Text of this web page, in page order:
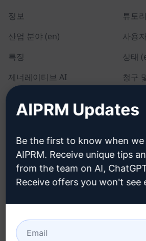
정보
산업 분야 (en)
특징
제너레이티브 AI
팀 요금제 (en)
블로그 (en)
튜토
사용
상태
청구
법률
사용 제한 정책 (en)
이용 약관 (en)
다운로
AIPRM Updates
Be the first to know when we
AIPRM. Receive unique tips
from the team on AI,
Receive offers you won't see